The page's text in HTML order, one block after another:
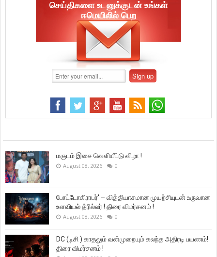
செய்திகளை உடனுக்குடன் உங்கள்
ஈமெயிலில் பெற
மகுடம் இசை வெளியீட்டு விழா !
August 08, 2026 0
போட்டோகிராபர்' – வித்தியாசமான முயற்சியுடன் உருவான
உளவியல் த்ரில்லர் ! திரை விமர்சனம் !
August 08, 2026 0
DC (டிசி ) காதலும் வன்முறையும் கலந்த அதிரடி பயணம்!
திரை விமர்சனம் !